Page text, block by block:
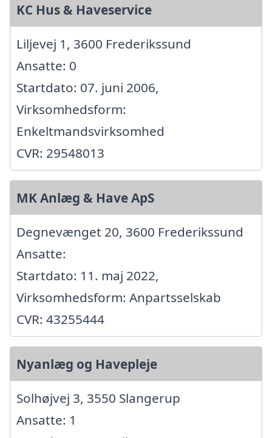
KC Hus & Haveservice
Liljevej 1, 3600 Frederikssund
Ansatte: 0
Startdato: 07. juni 2006,
Virksomhedsform:
Enkeltmandsvirksomhed
CVR: 29548013
MK Anlæg & Have ApS
Degnevænget 20, 3600 Frederikssund
Ansatte:
Startdato: 11. maj 2022,
Virksomhedsform: Anpartsselskab
CVR: 43255444
Nyanlæg og Havepleje
Solhøjvej 3, 3550 Slangerup
Ansatte: 1